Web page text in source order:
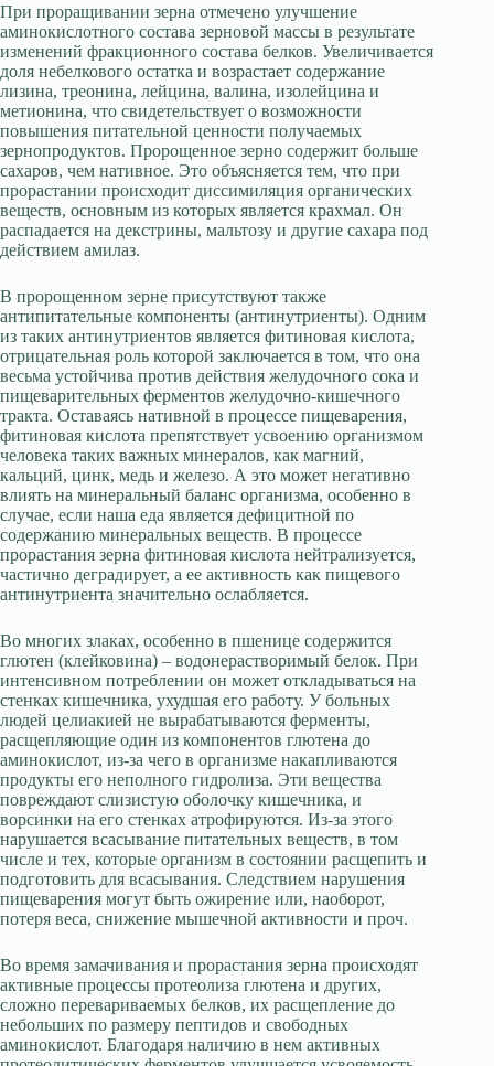
При проращивании зерна отмечено улучшение
аминокислотного состава зерновой массы в результате
изменений фракционного состава белков. Увеличивается
доля небелкового остатка и возрастает содержание
лизина, треонина, лейцина, валина, изолейцина и
метионина, что свидетельствует о возможности
повышения питательной ценности получаемых
зернопродуктов. Пророщенное зерно содержит больше
сахаров, чем нативное. Это объясняется тем, что при
прорастании происходит диссимиляция органических
веществ, основным из которых является крахмал. Он
распадается на декстрины, мальтозу и другие сахара под
действием амилаз.
В пророщенном зерне присутствуют также
антипитательные компоненты (антинутриенты). Одним
из таких антинутриентов является фитиновая кислота,
отрицательная роль которой заключается в том, что она
весьма устойчива против действия желудочного сока и
пищеварительных ферментов желудочно-кишечного
тракта. Оставаясь нативной в процессе пищеварения,
фитиновая кислота препятствует усвоению организмом
человека таких важных минералов, как магний,
кальций, цинк, медь и железо. А это может негативно
влиять на минеральный баланс организма, особенно в
случае, если наша еда является дефицитной по
содержанию минеральных веществ. В процессе
прорастания зерна фитиновая кислота нейтрализуется,
частично деградирует, а ее активность как пищевого
антинутриента значительно ослабляется.
Во многих злаках, особенно в пшенице содержится
глютен (клейковина) – водонерастворимый белок. При
интенсивном потреблении он может откладываться на
стенках кишечника, ухудшая его работу. У больных
людей целиакией не вырабатываются ферменты,
расщепляющие один из компонентов глютена до
аминокислот, из-за чего в организме накапливаются
продукты его неполного гидролиза. Эти вещества
повреждают слизистую оболочку кишечника, и
ворсинки на его стенках атрофируются. Из-за этого
нарушается всасывание питательных веществ, в том
числе и тех, которые организм в состоянии расщепить и
подготовить для всасывания. Следствием нарушения
пищеварения могут быть ожирение или, наоборот,
потеря веса, снижение мышечной активности и проч.
Во время замачивания и прорастания зерна происходят
активные процессы протеолиза глютена и других,
сложно перевариваемых белков, их расщепление до
небольших по размеру пептидов и свободных
аминокислот. Благодаря наличию в нем активных